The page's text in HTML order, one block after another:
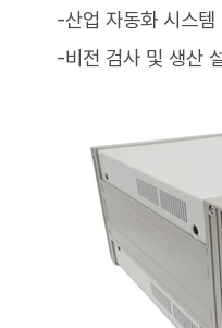
-산업 자동화 시스템
-비전 검사 및 생산